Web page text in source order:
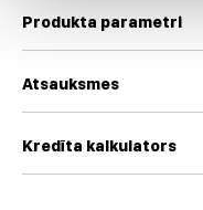
Produkta parametri
Atsauksmes
Kredīta kalkulators